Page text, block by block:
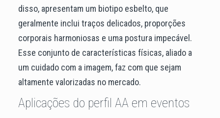
disso, apresentam um biotipo esbelto, que
geralmente inclui traços delicados, proporções
corporais harmoniosas e uma postura impecável.
Esse conjunto de características físicas, aliado a
um cuidado com a imagem, faz com que sejam
altamente valorizadas no mercado.
Aplicações do perfil AA em eventos